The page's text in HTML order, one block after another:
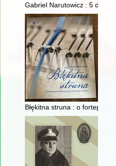
Gabriel Narutowicz : 5 dni i
Błękitna struna : o